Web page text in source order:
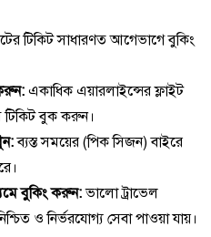
টিকিট সাধারণত আগেভাগে বুকিং
একাধিক এয়ারলাইন্সের ফ্লাইট
বুক করুন।
ব্যস্ত সময়ের (পিক সিজন) বাইরে
বুকিং করুন:ভালো ট্রাভেল
ও নির্ভরযোগ্য সেবা পাওয়া যায়।